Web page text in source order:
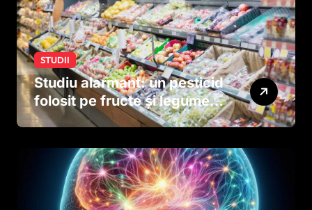
STUDII
Studiu alarmant: un pesticid
folosit pe fructe și legume
ar putea afecta dezvoltarea
dinainte de naștere